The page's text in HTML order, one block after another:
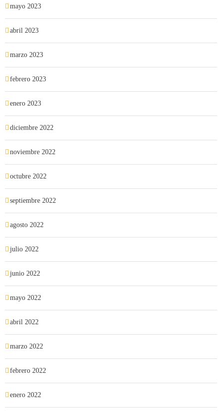
mayo 2023
abril 2023
marzo 2023
febrero 2023
enero 2023
diciembre 2022
noviembre 2022
octubre 2022
septiembre 2022
agosto 2022
julio 2022
junio 2022
mayo 2022
abril 2022
marzo 2022
febrero 2022
enero 2022